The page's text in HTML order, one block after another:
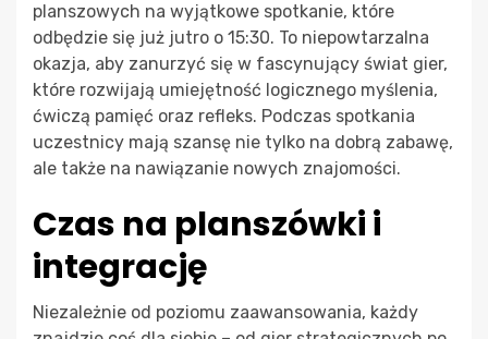
planszowych na wyjątkowe spotkanie, które
odbędzie się już jutro o 15:30. To niepowtarzalna
okazja, aby zanurzyć się w fascynujący świat gier,
które rozwijają umiejętność logicznego myślenia,
ćwiczą pamięć oraz refleks. Podczas spotkania
uczestnicy mają szansę nie tylko na dobrą zabawę,
ale także na nawiązanie nowych znajomości.
Czas na planszówki i
integrację
Niezależnie od poziomu zaawansowania, każdy